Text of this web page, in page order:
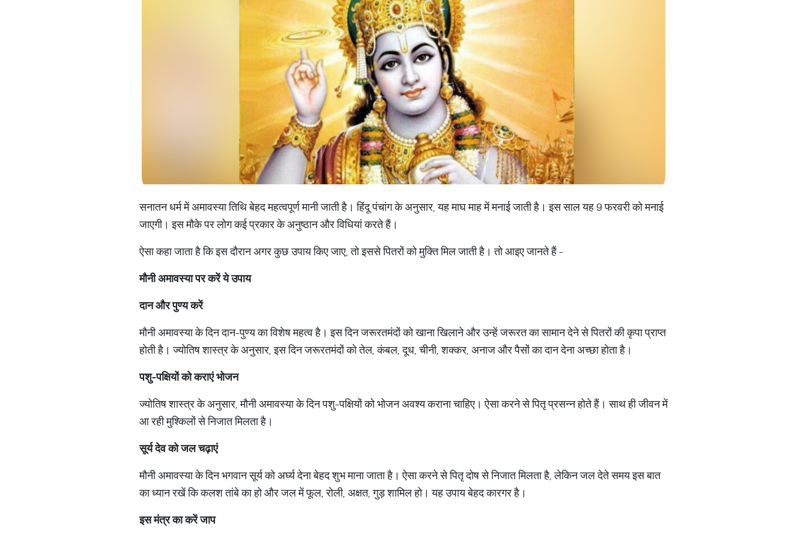
सनातन धर्म में अमावस्या तिथि बेहद महत्वपूर्ण मानी जाती है। हिंदू पंचांग के अनुसार, यह माघ माह में मनाई जाती है। इस साल यह 9 फरवरी को मनाई
जाएगी। इस मौके पर लोग कई प्रकार के अनुष्ठान और विधियां करते हैं।
ऐसा कहा जाता है कि इस दौरान अगर कुछ उपाय किए जाए, तो इससे पितरों को मुक्ति मिल जाती है। तो आइए जानते हैं -
मौनी अमावस्या पर करें ये उपाय
दानऔरपुण्यकरें
मौनी अमावस्या के दिन दान-पुण्य का विशेष महत्व है। इस दिन जरूरतमंदों को खाना खिलाने और उन्हें जरूरत का सामान देने से पितरों की कृपा प्राप्त
होती है। ज्योतिष शास्त्र के अनुसार, इस दिन जरूरतमंदों को तेल, कंबल, दूध, चीनी, शक्कर, अनाज और पैसों का दान देना अच्छा होता है।
पशु-पक्षियोंकोकराएंभोजन
ज्योतिष शास्त्र के अनुसार, मौनी अमावस्या के दिन पशु-पक्षियों को भोजन अवश्य कराना चाहिए। ऐसा करने से पितृ प्रसन्न होते हैं। साथ ही जीवन में
आ रही मुश्किलों से निजात मिलता है।
सूर्यदेवकोजलचढ़ाएं
मौनी अमावस्या के दिन भगवान सूर्य को अर्घ्य देना बेहद शुभ माना जाता है। ऐसा करने से पितृ दोष से निजात मिलता है, लेकिन जल देते समय इस बात
का ध्यान रखें कि कलश तांबे का हो और जल में फूल, रोली, अक्षत, गुड़ शामिल हो। यह उपाय बेहद कारगर है।
इसमंत्रकाकरेंजाप